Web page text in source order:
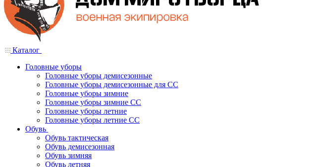
Каталог
Головные уборы
Головные уборы демисезонные
Головные уборы демисезонные для СС
Головные уборы зимние
Головные уборы зимние СС
Головные уборы летние
Головные уборы летние СС
Обувь
Обувь тактическая
Обувь демисезонная
Обувь зимняя
Обувь летняя